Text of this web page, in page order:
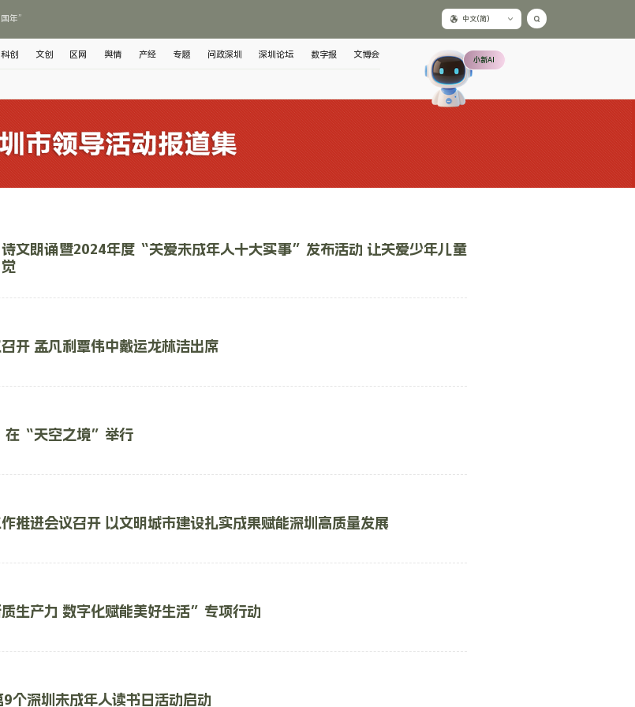
年” 中文(简)
科创 文创 区网 舆情 产经 专题 问政深圳 深圳论坛 数字报 文博会 小新AI
文朗诵暨2024年度“关爱未成年人十大实事”发布活动 让关爱少年儿童
开 孟凡利覃伟中戴运龙林洁出席
在“天空之境”举行
推进会议召开 以文明城市建设扎实成果赋能深圳高质量发展
生产力 数字化赋能美好生活”专项行动
个深圳未成年人读书日活动启动